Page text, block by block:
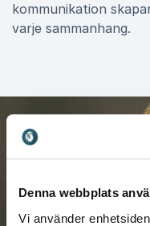
Denna webbplats
Vi använder
kommunikation
varje sammanhang.